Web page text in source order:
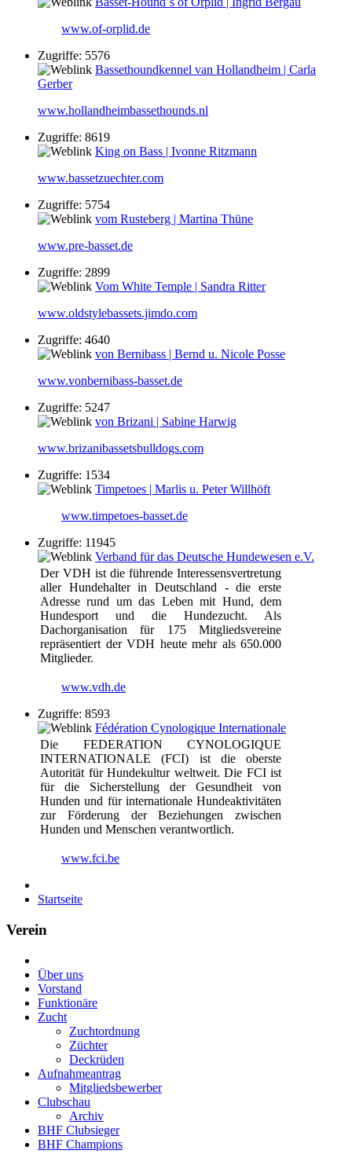
www.of-orplid.de
Zugriffe: 5576
Bassethoundkennel van Hollandheim | Carla
Gerber
www.hollandheimbassethounds.nl
Zugriffe: 8619
King on Bass | Ivonne Ritzmann
www.bassetzuechter.com
Zugriffe: 5754
vom Rusteberg | Martina Thüne
www.pre-basset.de
Zugriffe: 2899
Vom White Temple | Sandra Ritter
www.oldstylebassets.jimdo.com
Zugriffe: 4640
von Bernibass | Bernd u. Nicole Posse
www.vonbernibass-basset.de
Zugriffe: 5247
von Brizani | Sabine Harwig
www.brizanibassetsbulldogs.com
Zugriffe: 1534
Timpetoes | Marlis u. Peter Willhöft
www.timpetoes-basset.de
Zugriffe: 11945
Verband für das Deutsche Hundewesen e.V.
Der VDH ist die führende Interessensvertretung
aller Hundehalter in Deutschland - die erste
Adresse rund um das Leben mit Hund, dem
Hundesport und die Hundezucht. Als
Dachorganisation für 175 Mitgliedsvereine
repräsentiert der VDH heute mehr als 650.000
Mitglieder.
www.vdh.de
Zugriffe: 8593
Fédération Cynologique Internationale
Die FEDERATION CYNOLOGIQUE
INTERNATIONALE (FCI) ist die oberste
Autorität für Hundekultur weltweit. Die FCI ist
für die Sicherstellung der Gesundheit von
Hunden und für internationale Hundeaktivitäten
zur Förderung der Beziehungen zwischen
Hunden und Menschen verantwortlich.
www.fci.be
Startseite
Verein
Über uns
Vorstand
Funktionäre
Zucht
Zuchtordnung
Züchter
Deckrüden
Aufnahmeantrag
Mitgliedsbewerber
Clubschau
Archiv
BHF Clubsieger
BHF Champions